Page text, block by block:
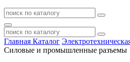
Главная Каталог
Силовые и промышленные разъемы